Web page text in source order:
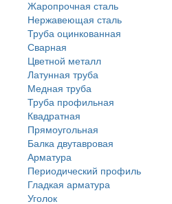
Жаропрочная сталь
Нержавеющая сталь
Труба оцинкованная
Сварная
Цветной металл
Латунная труба
Медная труба
Труба профильная
Квадратная
Прямоугольная
Балка двутавровая
Арматура
Периодический профиль
Гладкая арматура
Уголок